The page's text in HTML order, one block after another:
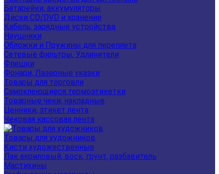
Батарейки, аккумуляторы
Диски CD/DVD и хранение
Кабель, зарядные устройства
Наушники
Обложки и Пружины для переплета
Сетевые фильтры, Удлинители
Флешки
Фонари, Лазерные указки
Товары для торговли
Самоклеющиеся термоэтикетки
Товарные чеки, накладные
Ценники, этикет лента
Чековая кассовая лента
Товары для художников
Кисти художественные
Лак акриловый, воск, грунт, разбавитель
Мастихины